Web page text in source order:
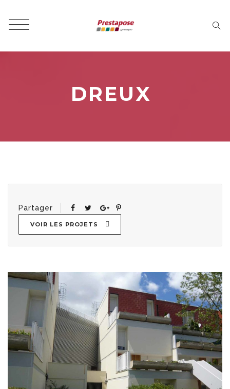
DREUX
Partager
VOIR LES PROJETS
Navigation
l’article